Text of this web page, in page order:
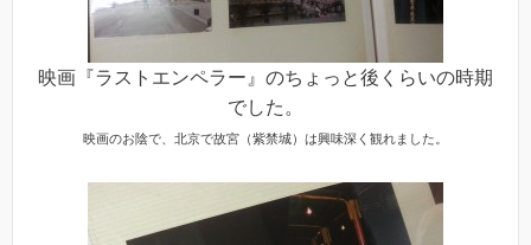
映画『ラストエンペラー』のちょっと後くらいの時期
でした。
映画のお陰で、北京で故宮（紫禁城）は興味深く観れました。